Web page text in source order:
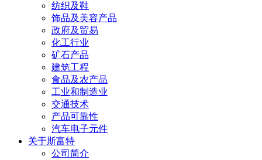
纺织及鞋
饰品及美容产品
政府及贸易
化工行业
矿石产品
建筑工程
食品及农产品
工业和制造业
交通技术
产品可靠性
汽车电子元件
关于斯富特
公司简介